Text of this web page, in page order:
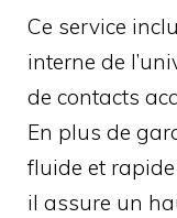
Ce service
interne de
de contacts
En plus de
fluide et
il assure un